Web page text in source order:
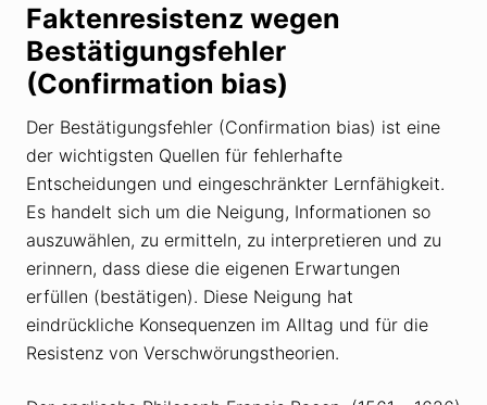
Faktenresistenz wegen
Bestätigungsfehler
(Confirmation bias)
Der Bestätigungsfehler (Confirmation bias) ist eine
der wichtigsten Quellen für fehlerhafte
Entscheidungen und eingeschränkter Lernfähigkeit.
Es handelt sich um die Neigung, Informationen so
auszuwählen, zu ermitteln, zu interpretieren und zu
erinnern, dass diese die eigenen Erwartungen
erfüllen (bestätigen). Diese Neigung hat
eindrückliche Konsequenzen im Alltag und für die
Resistenz von Verschwörungstheorien.